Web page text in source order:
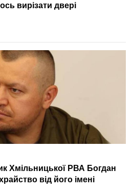
вирізати двері
Хмільницької РВА Богдан
від його імені